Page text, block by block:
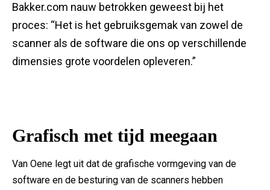
Bakker.com nauw betrokken geweest bij het
proces: “Het is het gebruiksgemak van zowel de
scanner als de software die ons op verschillende
dimensies grote voordelen opleveren.”
Grafisch met tijd meegaan
Van Oene legt uit dat de grafische vormgeving van de
software en de besturing van de scanners hebben